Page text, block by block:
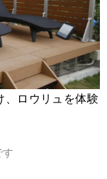
、ロウリュを体験